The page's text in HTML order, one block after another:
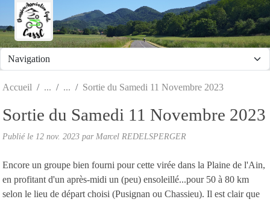
Accueil Sortie du Samedi 11 Novembre 2023
Sortie du Samedi 11 Novembre 2023
Publié le 12 nov. 2023 par Marcel REDELSPERGER
Encore un groupe bien fourni pour cette virée dans la Plaine de l'Ain,
en profitant d'un après-midi un (peu) ensoleillé...pour 50 à 80 km
selon le lieu de départ choisi (Pusignan ou Chassieu). Il est clair que
Panneau de gestion des cookies